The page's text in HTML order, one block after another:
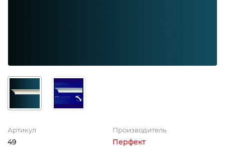
Артикул
49
Производитель
Перфект